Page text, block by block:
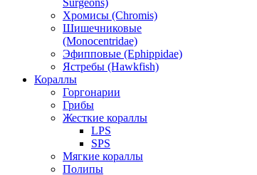
Surgeons)
Хромисы (Chromis)
Шишечниковые
(Monocentridae)
Эфипповые (Ephippidae)
Ястребы (Hawkfish)
Кораллы
Горгонарии
Грибы
Жесткие кораллы
LPS
SPS
Мягкие кораллы
Полипы